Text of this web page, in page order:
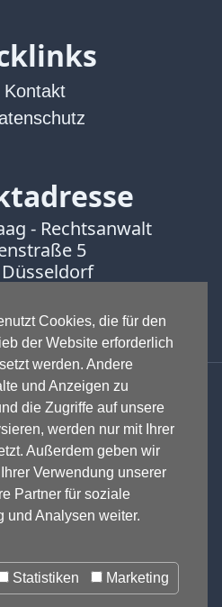
Cookies, die für den
der Website erforderlich
werden. Andere
und Anzeigen zu
die Zugriffe auf unsere
werden nur mit Ihrer
Außerdem geben wir
Verwendung unserer
Partner für soziale
und Analysen weiter.
Statistiken Marketing
Kontakt
- Rechtsanwalt
5
16888601
- Fachanwalt
Rechtsschutz -
für IT-Recht -
Wettbewerbsrecht,
,IT-Recht und
,E-Commerce,
,Medienrecht &
-Abmahnungund
Verfügung